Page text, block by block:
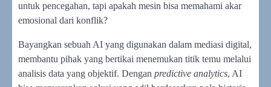
untuk pencegahan, tapi apakah mesin bisa memahami akar
emosional dari konflik?
Bayangkan sebuah AI yang digunakan dalam mediasi digital,
membantu pihak yang bertikai menemukan titik temu melalui
analisis data yang objektif. Dengan predictive analytics, AI